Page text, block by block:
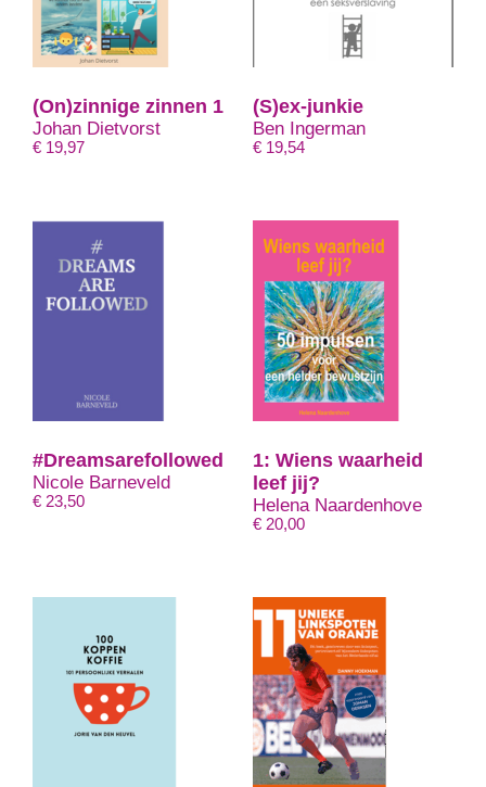
(On)zinnige zinnen 1
Johan Dietvorst
€ 19,97
(S)ex-junkie
Ben Ingerman
€ 19,54
#Dreamsarefollowed
Nicole Barneveld
€ 23,50
1: Wiens waarheid
leef jij?
Helena Naardenhove
€ 20,00